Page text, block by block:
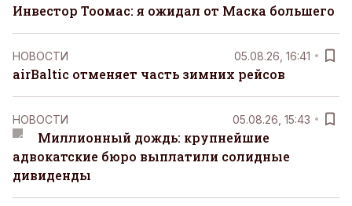
Инвестор Тоомас: я ожидал от Маска большего
НОВОСТИ 05.08.26, 16:41
airBaltic отменяет часть зимних рейсов
НОВОСТИ 05.08.26, 15:43
Миллионный дождь: крупнейшие
адвокатские бюро выплатили солидные
дивиденды